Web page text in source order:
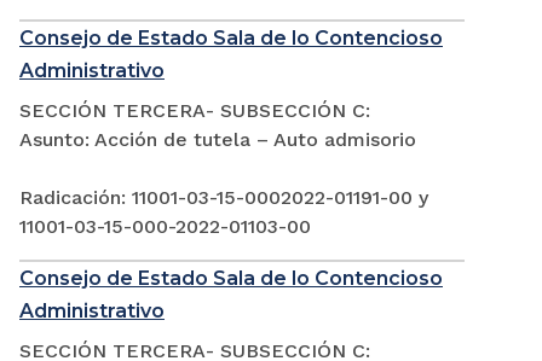
Consejo de Estado Sala de lo Contencioso
Administrativo
SECCIÓN TERCERA- SUBSECCIÓN C:
Asunto: Acción de tutela – Auto admisorio
Radicación: 11001-03-15-0002022-01191-00 y
11001-03-15-000-2022-01103-00
Consejo de Estado Sala de lo Contencioso
Administrativo
SECCIÓN TERCERA- SUBSECCIÓN C: